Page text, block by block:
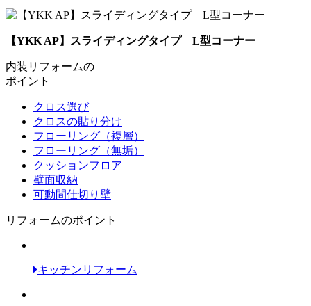
【YKK AP】スライディングタイプ L型コーナー
内装リフォームの
ポイント
クロス選び
クロスの貼り分け
フローリング（複層）
フローリング（無垢）
クッションフロア
壁面収納
可動間仕切り壁
リフォームのポイント
キッチンリフォーム